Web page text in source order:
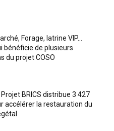
Forage, latrine VIP…
bénéficie de plusieurs
du projet COSO
Projet BRICS distribue 3 427
accélérer la restauration du